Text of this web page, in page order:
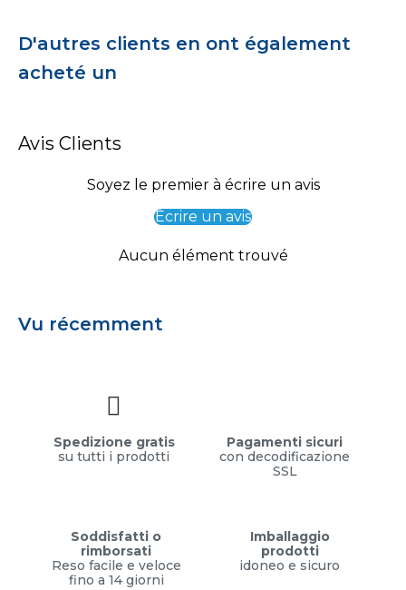
D'autres clients en ont également
acheté un
Avis Clients
Soyez le premier à écrire un avis
Écrire un avis
Aucun élément trouvé
Vu récemment
Spedizione gratis
su tutti i prodotti
Pagamenti sicuri
con decodificazione
SSL
Soddisfatti o
rimborsati
Reso facile e veloce
fino a 14 giorni
Imballaggio
prodotti
idoneo e sicuro